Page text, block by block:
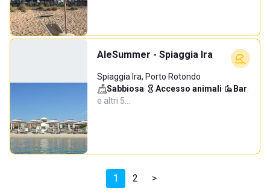
AleSummer - Spiaggia Ira
Spiaggia Ira, Porto Rotondo
Sabbiosa· Accesso animali· Bar·
e altri 5…
1 2 >